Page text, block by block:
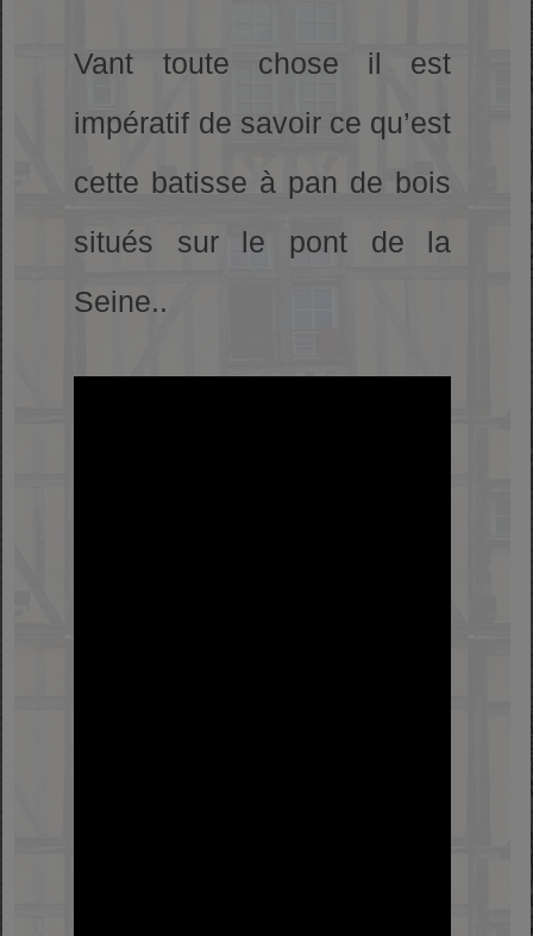
Vant toute chose il est
impératif de savoir ce qu’est
cette batisse à pan de bois
situés sur le pont de la
Seine..